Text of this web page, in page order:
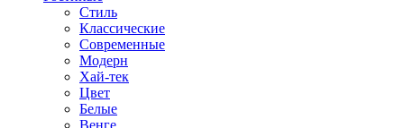
Стиль
Классические
Современные
Модерн
Хай-тек
Цвет
Белые
Венге